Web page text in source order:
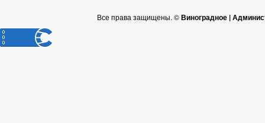
Все права защищены. ©Виноградное |